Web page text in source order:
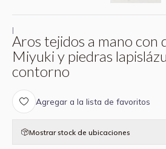
Aros tejidos a mano con
Miyuki y piedras
contorno
Agregar a la lista de favoritos
Mostrar stock de ubicaciones